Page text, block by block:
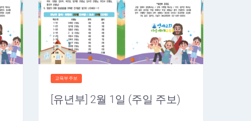
교육부주보
[유년부] 2월 1일 (주일 주보)